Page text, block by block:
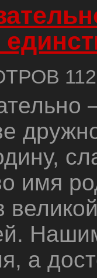
112
имя
а